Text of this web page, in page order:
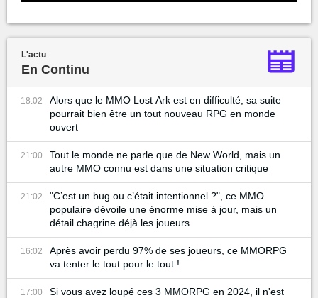
L'actu
En Continu
18:02
Alors que le MMO Lost Ark est en difficulté, sa suite
pourrait bien être un tout nouveau RPG en monde
ouvert
21:00
Tout le monde ne parle que de New World, mais un
autre MMO connu est dans une situation critique
21:02
"C’est un bug ou c’était intentionnel ?", ce MMO
populaire dévoile une énorme mise à jour, mais un
détail chagrine déjà les joueurs
16:02
Après avoir perdu 97% de ses joueurs, ce MMORPG
va tenter le tout pour le tout !
17:00
Si vous avez loupé ces 3 MMORPG en 2024, il n'est